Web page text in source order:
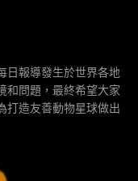
日報導發生於世界各地
和問題，最終希望大家
打造友善動物星球做出